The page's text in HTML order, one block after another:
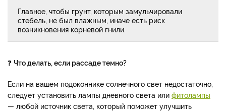
Главное, чтобы грунт, которым замульчировали
стебель, не был влажным, иначе есть риск
возникновения корневой гнили.
❓ Что делать, если рассаде темно?
Если на вашем подоконнике солнечного свет недостаточно,
следует установить лампы дневного света или фитолампы
— любой источник света, который поможет улучшить